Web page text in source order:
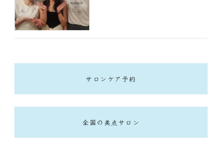
サロンケア予約
全国の美点サロン